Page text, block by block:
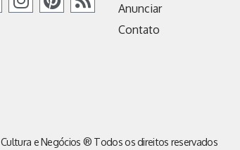
Anunciar
Contato
Cultura e Negócios ® Todos os direitos reservados